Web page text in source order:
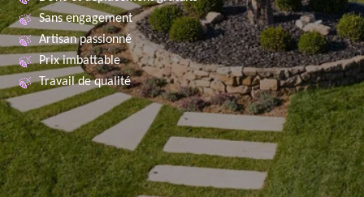
Sans engagement
Artisan passionné
Prix imbattable
Travail de qualité